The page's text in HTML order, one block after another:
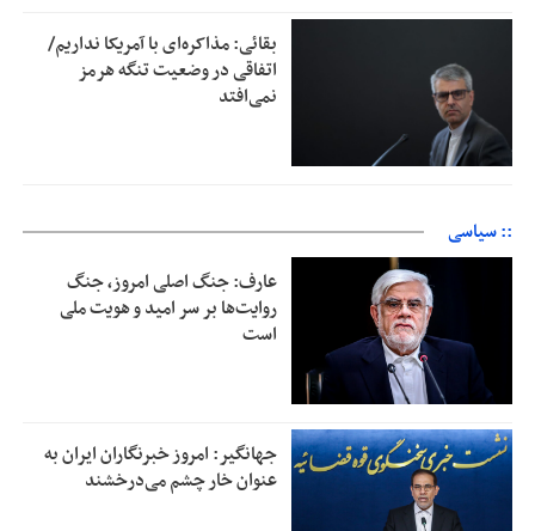
بقائی: مذاکره‌ای با آمریکا نداریم/
اتفاقی در وضعیت تنگه هرمز
نمی‌افتد
:: سیاسی
عارف: جنگ اصلی امروز، جنگ
روایت‌ها بر سر امید و هویت ملی
است
جهانگیر: امروز خبرنگاران ایران به
عنوان خار چشم می‌درخشند